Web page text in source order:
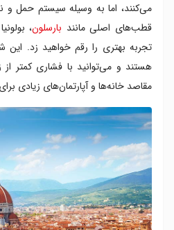
می‌کنند، اما به وسیله سیستم حمل و
قطب‌های اصلی مانند بارسلون،
تجربه بهتری را رقم خواهید زد. این
هستند و می‌توانید با فشاری کمتر
مقاصد خانه‌ها و آپارتمان‌های زیادی